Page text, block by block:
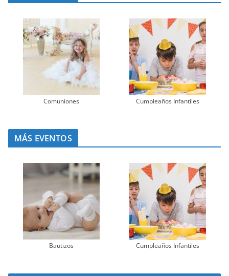
Comuniones Cumpleaños Infantiles
MÁS EVENTOS
Bautizos Cumpleaños Infantiles